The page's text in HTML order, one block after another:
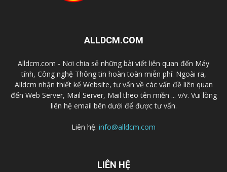
ALLDCM.COM
Alldcm.com - Nơi chia sẻ những bài viết liên quan đến Máy
tính, Công nghệ Thông tin hoàn toàn miễn phí. Ngoài ra,
Alldcm nhận thiết kế Website, tư vấn về các vấn đề liên quan
đến Web Server, Mail Server, Mail theo tên miền ... v/v. Vui lòng
liên hệ email bên dưới để được tư vấn.
Liên hệ: info@alldcm.com
LIÊN HỆ